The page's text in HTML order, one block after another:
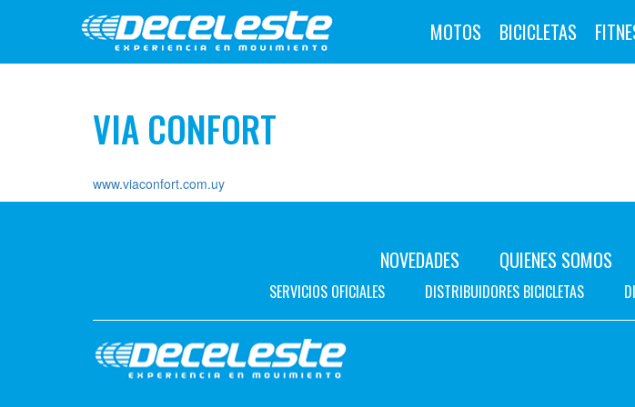
MOTOS BICICLETAS
VIA CONFORT
www.viaconfort.com.uy
NOVEDADES QUIENES SOMOS
SERVICIOS OFICIALES DISTRIBUIDORES BICICLETAS